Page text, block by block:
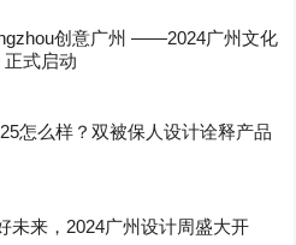
创意广州 ——2024广州文化
式启动
怎么样？双被保人设计诠释产品
未来，2024广州设计周盛大开